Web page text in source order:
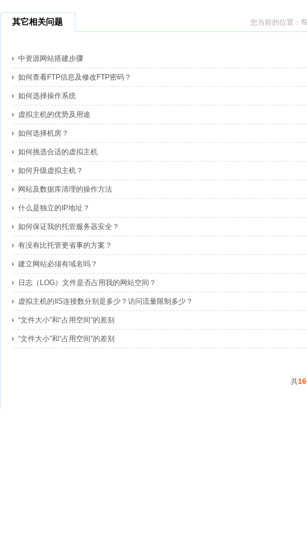
其它相关问题 您当前的位置：
中资源网站搭建步骤
如何查看FTP信息及修改FTP密码？
如何选择操作系统
虚拟主机的优势及用途
如何选择机房？
如何挑选合适的虚拟主机
如何升级虚拟主机？
网站及数据库清理的操作方法
什么是独立的IP地址？
如何保证我的托管服务器安全？
有没有比托管更省事的方案？
建立网站必须有域名吗？
日志（LOG）文件是否占用我的网站空间？
虚拟主机的IIS连接数分别是多少？访问流量限制多少？
“文件大小”和“占用空间”的差别
“文件大小”和“占用空间”的差别
共16